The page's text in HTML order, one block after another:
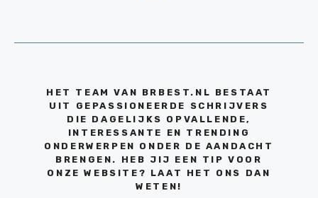
HET TEAM VAN BRBEST.NL BESTAAT
UIT GEPASSIONEERDE SCHRIJVERS
DIE DAGELIJKS OPVALLENDE,
INTERESSANTE EN TRENDING
ONDERWERPEN ONDER DE AANDACHT
BRENGEN. HEB JIJ EEN TIP VOOR
ONZE WEBSITE? LAAT HET ONS DAN
WETEN!